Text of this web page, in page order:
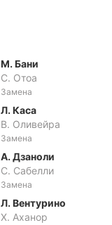
М. Бани
С. Отоа
Замена
Л. Каса
В. Оливейра
Замена
А. Дзаноли
С. Сабелли
Замена
Л. Вентурино
Х. Аханор